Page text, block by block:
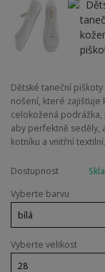
Dětské taneční piškoty
nošení, které zajišťuje
celokožená
aby perfektně seděly,
kotníku a vnitřní
Dostupnost
Vyberte barvu
Vyberte velikost